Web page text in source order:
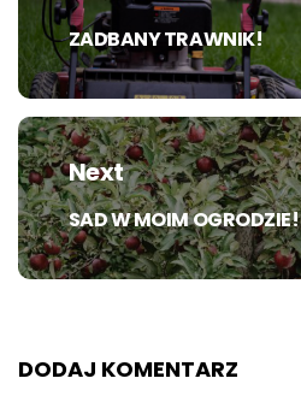
Previous
post:
ZADBANY TRAWNIK!
Next
Next
post:
SAD W MOIM OGRODZIE!
DODAJ KOMENTARZ